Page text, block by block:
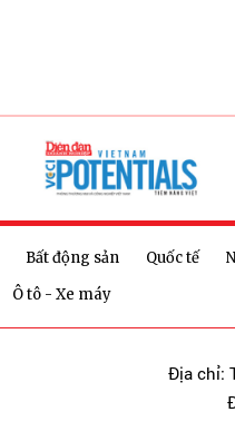
Bất động sản Quốc tế
Ô tô - Xe máy
Địa chỉ: